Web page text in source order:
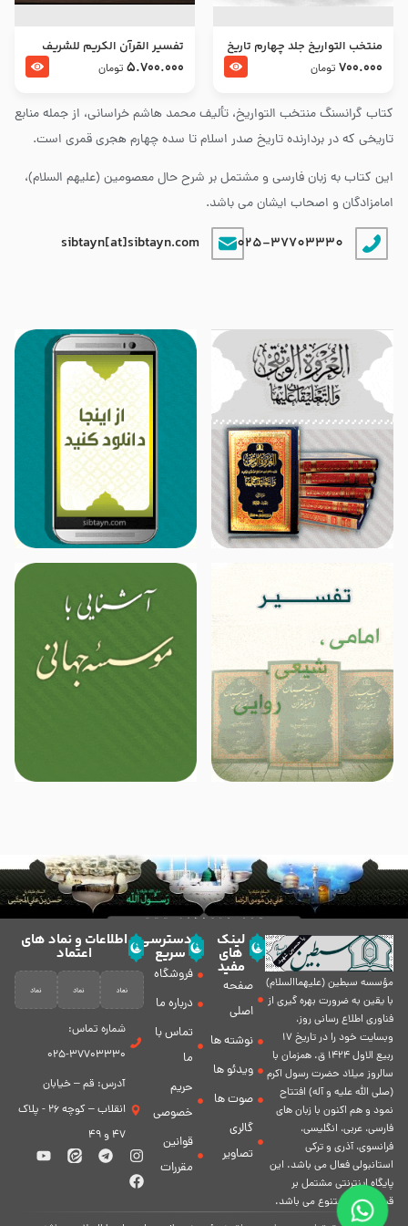
کتاب گرانسنگ منتخب التواريخ، تألیف محمد هاشم خراسانی، از جمله منابع
تاریخی که در بردارنده تاریخ صدر اسلام تا سده چهارم هجری قمری است.
این کتاب به زبان فارسی و مشتمل بر شرح حال معصومین (علیهم السلام)،
امامزادگان و اصحاب ایشان می باشد.
025-37703330
sibtayn[at]sibtayn.com
منتخب التواریخ جلد چهارم تاریخ
امام زین العابدین و امام محمد
700.000 تومان
تفسير القرآن الكريم للشريف
المرتضي قدس سرّه
5.700.000 تومان
مؤسسه سبطين (عليهماالسلام)
با يقين به ضرورت بهره گیرى از
فناورى اطلاع رسانى روز،
وبسایت خود را در تاريخ 17
ربيع الاول 1424 ق. همزمان با
سالروز ميلاد حضرت رسول اكرم
(صلی الله علیه و آله) افتتاح
نمود و هم اكنون با زبان های
فارسی، عربى، انگلیسی،
فرانسوی، آذری و ترکی
استانبولی فعال مى باشد. اين
پايگاه اينترنتى مشتمل بر
قسمت هاى متنوع مى باشد.
لینک
های
مفید
صفحه
اصلی
نوشته ها
ویدئو ها
صوت ها
گالری
تصاویر
دسترسی
سریع
فروشگاه
درباره ما
تماس با
ما
حریم
خصوصی
قوانین
مقررات
اطلاعات و نماد های
اعتماد
شماره تماس:
37703330-025
آدرس: قم – خیابان
انقلاب – کوچه 26 - پلاک
47 و 49